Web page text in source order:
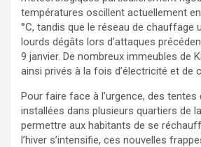
températures oscillent actuellement
°C, tandis que le réseau de chauffage
lourds dégâts lors d’attaques
9 janvier. De nombreux immeubles de
ainsi privés à la fois d’électricité et de
Pour faire face à l’urgence, des
installées dans plusieurs quartiers de
permettre aux habitants de se
l’hiver s’intensifie, ces nouvelles